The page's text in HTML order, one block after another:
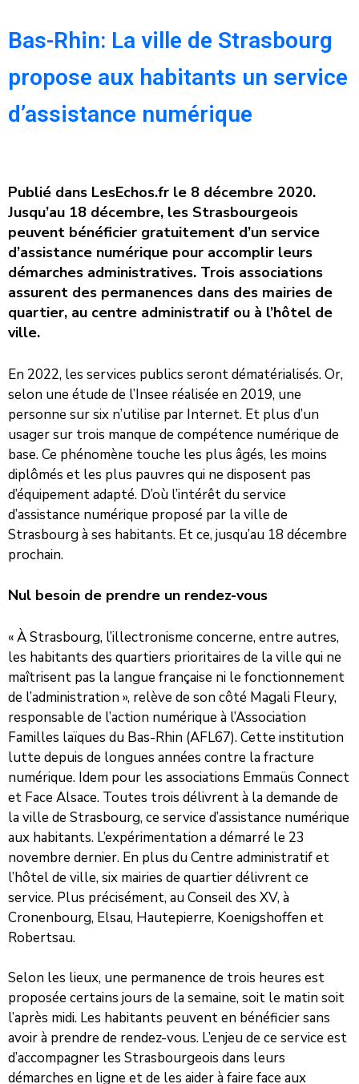
Bas-Rhin: La ville de Strasbourg
propose aux habitants un service
d’assistance numérique
Publié dans LesEchos.fr le 8 décembre 2020.
Jusqu’au 18 décembre, les Strasbourgeois
peuvent bénéficier gratuitement d’un service
d’assistance numérique pour accomplir leurs
démarches administratives. Trois associations
assurent des permanences dans des mairies de
quartier, au centre administratif ou à l’hôtel de
ville.
En 2022, les services publics seront dématérialisés. Or,
selon une étude de l’Insee réalisée en 2019, une
personne sur six n’utilise par Internet. Et plus d’un
usager sur trois manque de compétence numérique de
base. Ce phénomène touche les plus âgés, les moins
diplômés et les plus pauvres qui ne disposent pas
d’équipement adapté. D’où l’intérêt du service
d’assistance numérique proposé par la ville de
Strasbourg à ses habitants. Et ce, jusqu’au 18 décembre
prochain.
Nul besoin de prendre un rendez-vous
« À Strasbourg, l’illectronisme concerne, entre autres,
les habitants des quartiers prioritaires de la ville qui ne
maîtrisent pas la langue française ni le fonctionnement
de l’administration », relève de son côté Magali Fleury,
responsable de l’action numérique à l’Association
Familles laïques du Bas-Rhin (AFL67). Cette institution
lutte depuis de longues années contre la fracture
numérique. Idem pour les associations Emmaüs Connect
et Face Alsace. Toutes trois délivrent à la demande de
la ville de Strasbourg, ce service d’assistance numérique
aux habitants. L’expérimentation a démarré le 23
novembre dernier. En plus du Centre administratif et
l’hôtel de ville, six mairies de quartier délivrent ce
service. Plus précisément, au Conseil des XV, à
Cronenbourg, Elsau, Hautepierre, Koenigshoffen et
Robertsau.
Selon les lieux, une permanence de trois heures est
proposée certains jours de la semaine, soit le matin soit
l’après midi. Les habitants peuvent en bénéficier sans
avoir à prendre de rendez-vous. L’enjeu de ce service est
d’accompagner les Strasbourgeois dans leurs
démarches en ligne et de les aider à faire face aux